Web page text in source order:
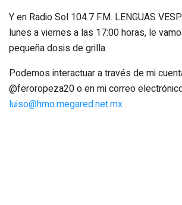
Y en Radio Sol 104.7 F.M. LENGUAS
lunes a viernes a las 17:00 horas, le
pequeña dosis de grilla.
Podemos interactuar a través de mi
@feroropeza20 o en mi correo
luiso@hmo.megared.net.mx